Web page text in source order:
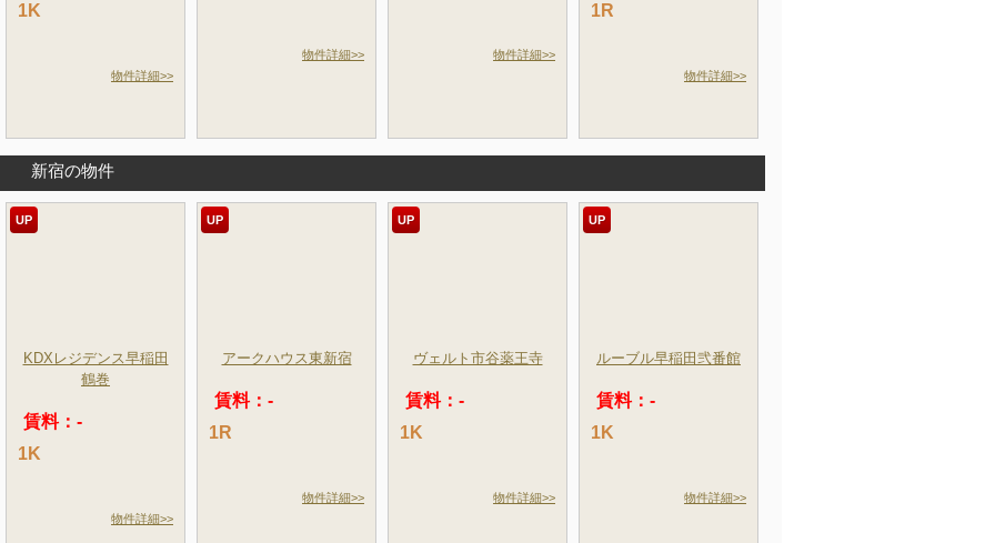
1K
物件詳細>>
物件詳細>> 物件詳細>>
1R
物件詳細>>
新宿の物件
UP
KDXレジデンス早稲田
鶴巻
賃料：-
1K
物件詳細>>
UP
アークハウス東新宿
賃料：-
1R
物件詳細>>
UP
ヴェルト市谷薬王寺
賃料：-
1K
物件詳細>>
UP
ルーブル早稲田弐番館
賃料：-
1K
物件詳細>>